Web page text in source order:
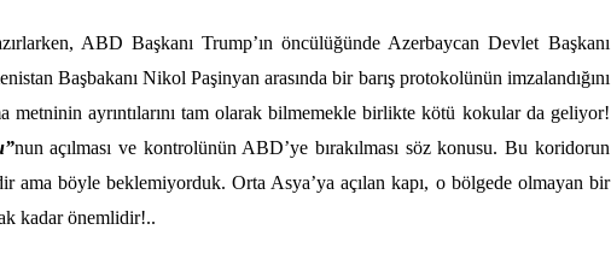
ABD Başkanı Trump’ın öncülüğünde Azerbaycan Devlet Başkanı
Başbakanı Nikol Paşinyan arasındabir barış protokolünün imzalandığını
metninin ayrıntılarını tam olarak bilmemekle birlikte kötü kokular da geliyor!
nun açılması ve kontrolünün ABD’ye bırakılması söz konusu. Bu koridorun
ama böyle beklemiyorduk. Orta Asya’ya açılan kapı, o bölgede olmayan bir
kadar önemlidir!..
Şevket Sezer
Türklerde Hayvan